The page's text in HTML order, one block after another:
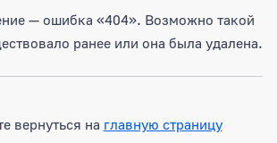
— ошибка «404». Возможно такой
ранее или она была удалена.
вернуться на главную страницу